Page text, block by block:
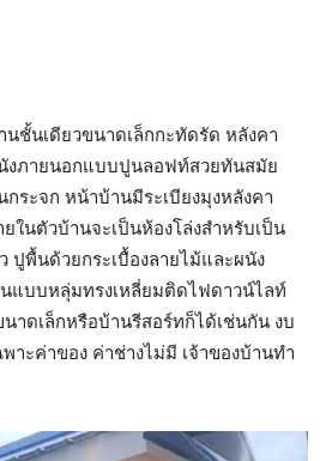
ชั้นเดียวขนาดเล็กกะทัดรัด หลังคา
นังภายนอกแบบปูนลอฟท์สวยทันสมัย
ระจก หน้าบ้านมีระเบียงมุงหลังคา
ในตัวบ้านจะเป็นห้องโล่งสำหรับเป็น
ปูพื้นด้วยกระเบื้องลายไม้และผนัง
แบบหลุ่มทรงเหลี่ยมติดไฟดาวน์ไลท์
าดเล็กหรือบ้านรีสอร์ทก็ได้เช่นกัน งบ
พาะค่าของ ค่าช่างไม่มี เจ้าของบ้านทำ